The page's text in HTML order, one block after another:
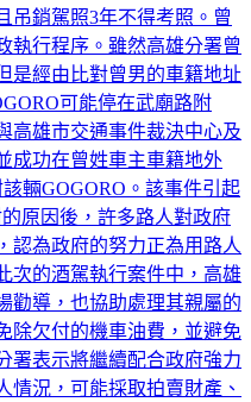
吊銷駕照3年不得考照。曾
執行程序。雖然高雄分署曾
是經由比對曾男的車籍地址
可能停在武廟路附
高雄市交通事件裁決中心及
成功在曾姓車主車籍地外
輛GOGORO。該事件引起
原因後，許多路人對政府
認為政府的努力正為用路人
次的酒駕執行案件中，高雄
勸導，也協助處理其親屬的
除欠付的機車油費，並避免
署表示將繼續配合政府強力
情況，可能採取拍賣財產、